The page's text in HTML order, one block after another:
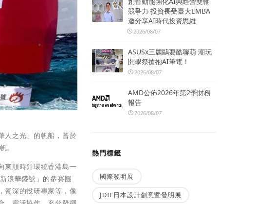
人之光」的帆船，曾於
。
東順時針環繞香港島一
浪華盛號」的參賽團
資深的投研專家等，像
競爭力 投資長受臺大EMBA
邀分享AI時代投資思維
2026/08/07
ASUSx三麗鷗耍酷聯萌 潮玩
開學祭搶抱AI筆電！
2026/08/07
AMD公佈2026年第2季財務
報告
2026/08/07
熱門標籤
國際發明展
JDIE日本設計創意暨發明展